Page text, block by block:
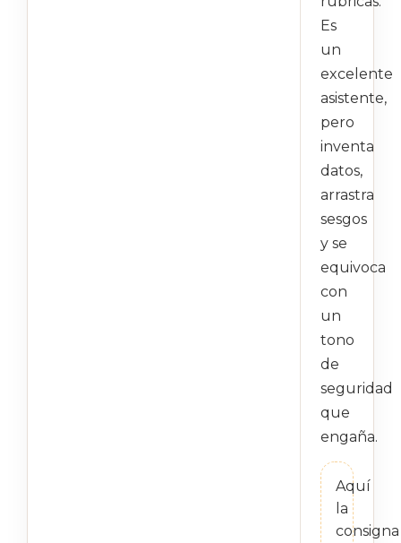
Es
un
excelente
asistente,
pero
inventa
datos,
arrastra
sesgos
y se
equivoca
con
un
tono
de
seguridad
que
engaña.
Aquí
la
consigna